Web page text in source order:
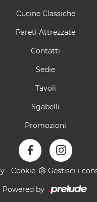
Cucine Classiche
Pareti Attrezzate
Contatti
Sedie
Tavoli
Sgabelli
Promozioni
- Cookie Gestisci i
Powered by